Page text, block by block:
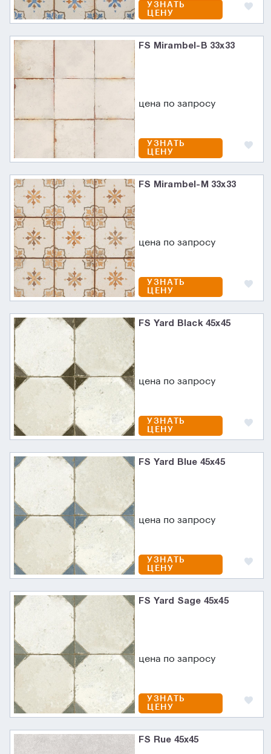
УЗНАТЬ
ЦЕНУ
FS Mirambel-B 33x33
цена по запросу
УЗНАТЬ
ЦЕНУ
FS Mirambel-M 33x33
цена по запросу
УЗНАТЬ
ЦЕНУ
FS Yard Black 45x45
цена по запросу
УЗНАТЬ
ЦЕНУ
FS Yard Blue 45x45
цена по запросу
УЗНАТЬ
ЦЕНУ
FS Yard Sage 45x45
цена по запросу
УЗНАТЬ
ЦЕНУ
FS Rue 45x45